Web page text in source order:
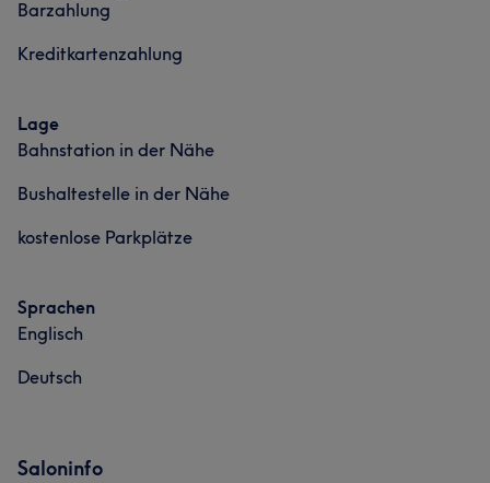
Barzahlung
Kreditkartenzahlung
Lage
Bahnstation in der Nähe
Bushaltestelle in der Nähe
kostenlose Parkplätze
Sprachen
Englisch
Deutsch
Saloninfo